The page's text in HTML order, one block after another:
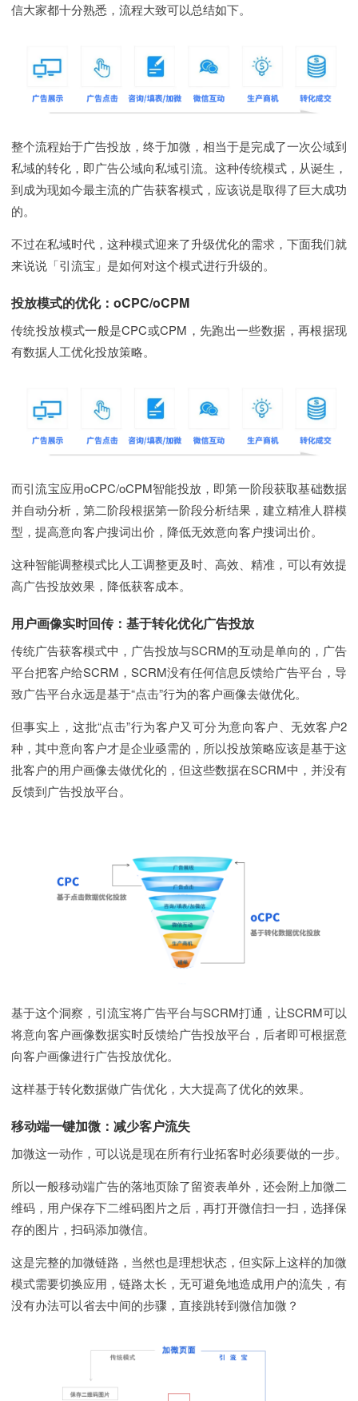
信大家都十分熟悉，流程大致可以总结如下。
整个流程始于广告投放，终于加微，相当于是完成了一次公域到
私域的转化，即广告公域向私域引流。这种传统模式，从诞生，
到成为现如今最主流的广告获客模式，应该说是取得了巨大成功
的。
不过在私域时代，这种模式迎来了升级优化的需求，下面我们就
来说说「引流宝」是如何对这个模式进行升级的。
投放模式的优化：oCPC/oCPM
传统投放模式一般是CPC或CPM，先跑出一些数据，再根据现
有数据人工优化投放策略。
而引流宝应用oCPC/oCPM智能投放，即第一阶段获取基础数据
并自动分析，第二阶段根据第一阶段分析结果，建立精准人群模
型，提高意向客户搜词出价，降低无效意向客户搜词出价。
这种智能调整模式比人工调整更及时、高效、精准，可以有效提
高广告投放效果，降低获客成本。
用户画像实时回传：基于转化优化广告投放
传统广告获客模式中，广告投放与SCRM的互动是单向的，广告
平台把客户给SCRM，SCRM没有任何信息反馈给广告平台，导
致广告平台永远是基于“点击”行为的客户画像去做优化。
但事实上，这批“点击”行为客户又可分为意向客户、无效客户2
种，其中意向客户才是企业亟需的，所以投放策略应该是基于这
批客户的用户画像去做优化的，但这些数据在SCRM中，并没有
反馈到广告投放平台。
基于这个洞察，引流宝将广告平台与SCRM打通，让SCRM可以
将意向客户画像数据实时反馈给广告投放平台，后者即可根据意
向客户画像进行广告投放优化。
这样基于转化数据做广告优化，大大提高了优化的效果。
移动端一键加微：减少客户流失
加微这一动作，可以说是现在所有行业拓客时必须要做的一步。
所以一般移动端广告的落地页除了留资表单外，还会附上加微二
维码，用户保存下二维码图片之后，再打开微信扫一扫，选择保
存的图片，扫码添加微信。
这是完整的加微链路，当然也是理想状态，但实际上这样的加微
模式需要切换应用，链路太长，无可避免地造成用户的流失，有
没有办法可以省去中间的步骤，直接跳转到微信加微？